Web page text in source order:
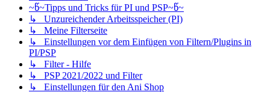
~წ~Tipps und Tricks für PI und PSP~წ~
↳ Unzureichender Arbeitsspeicher (PI)
↳ Meine Filterseite
↳ Einstellungen vor dem Einfügen von Filtern/Plugins in
PI/PSP
↳ Filter - Hilfe
↳ PSP 2021/2022 und Filter
↳ Einstellungen für den Ani Shop